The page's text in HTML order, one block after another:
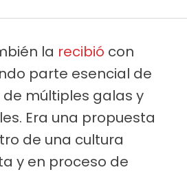
la recibió con
parte esencial de
de múltiples galas y
Era una propuesta
de una cultura
y en proceso de